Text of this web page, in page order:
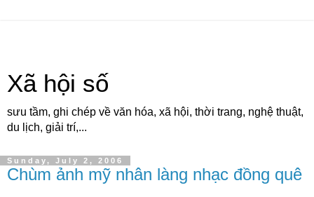
Xã hội số
sưu tầm, ghi chép về văn hóa, xã hội, thời trang, nghệ thuật,
du lịch, giải trí,...
Sunday, July 2, 2006
Chùm ảnh mỹ nhân làng nhạc đồng quê